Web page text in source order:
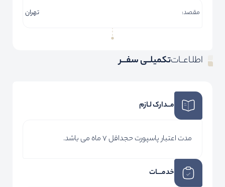
مقصد: تهران
اطلـاعــاتتکمیلــی سفـــر
مــدارک لـازم
مدت اعتبار پاسپورت حجداقل 7 ماه می باشد.
خدمـــات